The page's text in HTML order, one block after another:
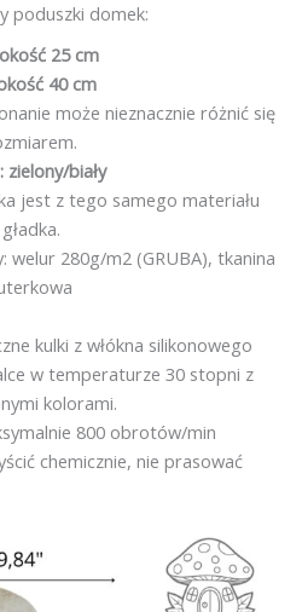
poduszki domek:
25 cm
40 cm
może nieznacznie różnić się
zielony/biały
jest z tego samego materiału
gładka.
welur 280g/m2 (GRUBA), tkanina
kulki z włókna silikonowego
w temperaturze 30 stopni z
kolorami.
800 obrotów/min
chemicznie, nie prasować